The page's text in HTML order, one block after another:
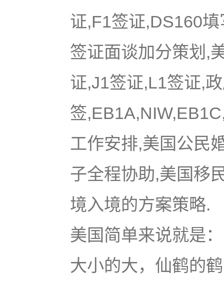
证,F1签证,DS160
签证面谈加分策划,
证,J1签证,L1签证,
签
工作安排,美国公民
子全程协助,美国移
境入境的方案策略.
美国简单来说就是
大小的大，仙鹤的